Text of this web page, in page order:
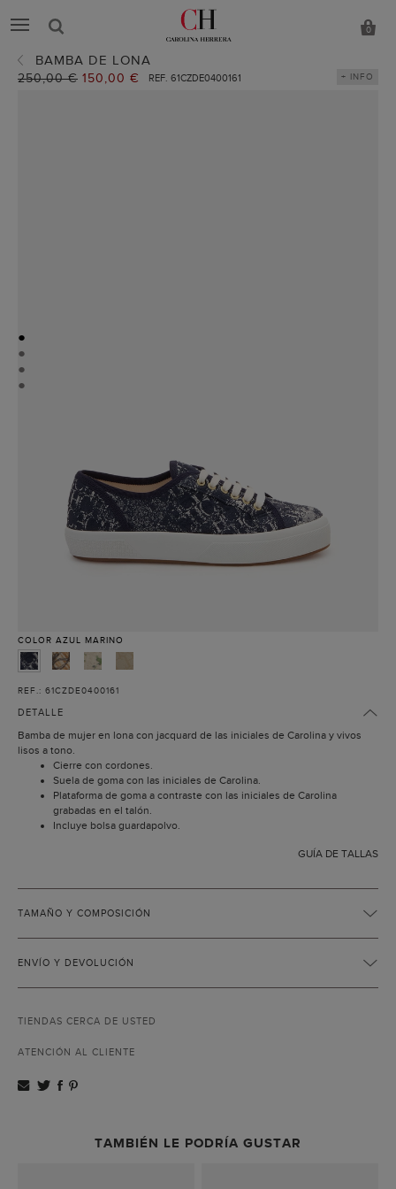
0
BAMBA DE LONA
Precio
250,00 € Precio
150,00 € REF. 61CZDE0400161 + INFO
●
●
●
●
COLOR AZUL MARINO
REF.: 61CZDE0400161
DETALLE
Bamba de mujer en lona con jacquard de las iniciales de Carolina y vivos
lisos a tono.
Cierre con cordones.
Suela de goma con las iniciales de Carolina.
Plataforma de goma a contraste con las iniciales de Carolina
grabadas en el talón.
Incluye bolsa guardapolvo.
GUÍA DE TALLAS
TAMAÑO Y COMPOSICIÓN
ENVÍO Y DEVOLUCIÓN
TIENDAS CERCA DE USTED
ATENCIÓN AL CLIENTE
TAMBIÉN LE PODRÍA GUSTAR